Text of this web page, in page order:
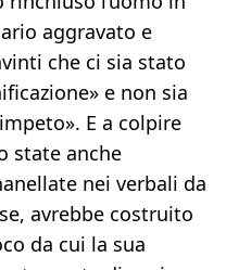
aggravato e
che ci sia stato
e non sia
E a colpire
state anche
nei verbali da
avrebbe costruito
da cui la sua